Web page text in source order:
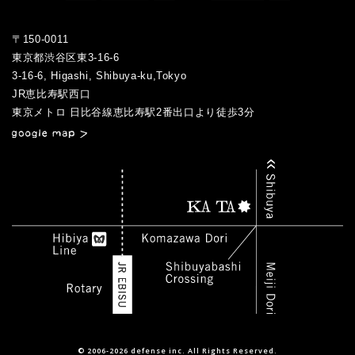
2017.01
〒150-0011
東京都渋谷区東3-16-6
3-16-6, Higashi, Shibuya-ku,Tokyo
JR恵比寿駅西口
／
東京メトロ 日比谷線恵比寿駅2番出口より徒歩3分
© 2006-2026 defense inc. All Rights Reserved.